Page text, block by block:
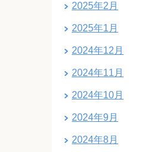
2025年2月
2025年1月
2024年12月
2024年11月
2024年10月
2024年9月
2024年8月